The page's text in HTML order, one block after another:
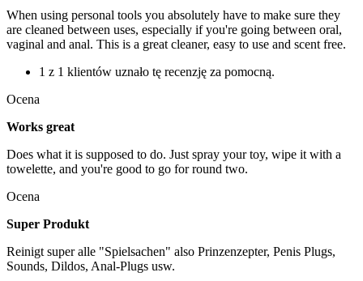
When using personal tools you absolutely have to make sure they
are cleaned between uses, especially if you're going between oral,
vaginal and anal. This is a great cleaner, easy to use and scent free.
1 z 1 klientów uznało tę recenzję za pomocną.
Ocena
Works great
Does what it is supposed to do. Just spray your toy, wipe it with a
towelette, and you're good to go for round two.
Ocena
Super Produkt
Reinigt super alle "Spielsachen" also Prinzenzepter, Penis Plugs,
Sounds, Dildos, Anal-Plugs usw.